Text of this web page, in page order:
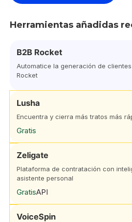
Herramientas añadidas
B2B Rocket
Automatice la generación de
Rocket
Lusha
Encuentra y cierra más tratos más
Gratis
Zeligate
Plataforma de contratación con
asistente personal
GratisAPI
VoiceSpin